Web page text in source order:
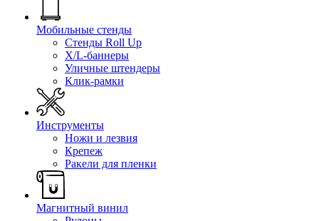
Мобильные стенды
Стенды Roll Up
X/L-баннеры
Уличные штендеры
Клик-рамки
Инструменты
Ножи и лезвия
Крепеж
Ракели для пленки
Магнитный винил